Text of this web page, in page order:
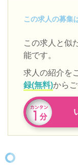
この求人の募集
この求人と似
能です。
求人の紹介を
録(無料)から